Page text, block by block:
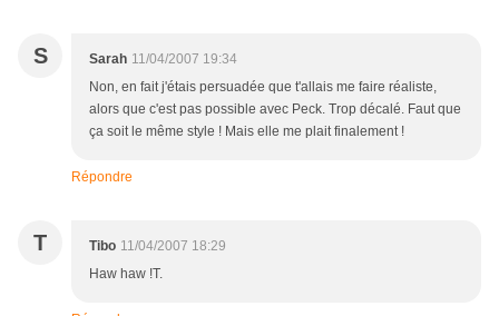
S Sarah 11/04/2007 19:34
Non, en fait j'étais persuadée que t'allais me faire réaliste,
alors que c'est pas possible avec Peck. Trop décalé. Faut que
ça soit le même style ! Mais elle me plait finalement !
Répondre
T Tibo 11/04/2007 18:29
Haw haw !T.